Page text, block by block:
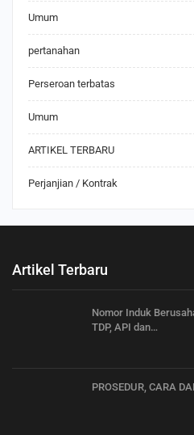
Umum
pertanahan
Perseroan terbatas
Umum
ARTIKEL TERBARU
Perjanjian / Kontrak
Artikel Terbaru
Nomor Induk
TDP, API dan…
PROSEDUR, CARA